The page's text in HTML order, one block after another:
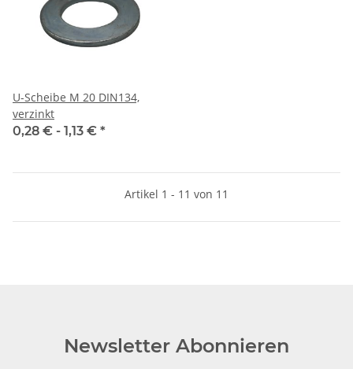
U-Scheibe M 20 DIN134,
verzinkt
0,28 € - 1,13 € *
Artikel 1 - 11 von 11
Newsletter Abonnieren